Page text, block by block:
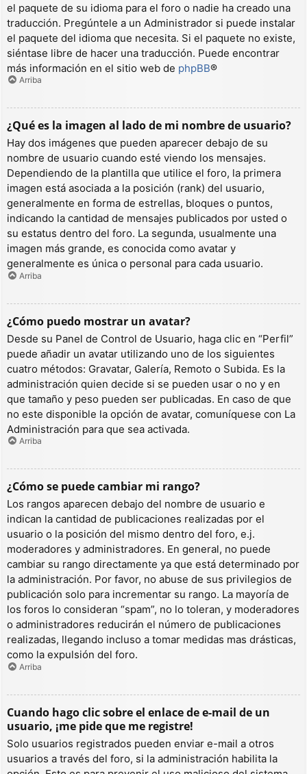
el paquete de su idioma para el foro o nadie ha creado una
traducción. Pregúntele a un Administrador si puede instalar
el paquete del idioma que necesita. Si el paquete no existe,
siéntase libre de hacer una traducción. Puede encontrar
más información en el sitio web de phpBB®
Arriba
¿Qué es la imagen al lado de mi nombre de usuario?
Hay dos imágenes que pueden aparecer debajo de su
nombre de usuario cuando esté viendo los mensajes.
Dependiendo de la plantilla que utilice el foro, la primera
imagen está asociada a la posición (rank) del usuario,
generalmente en forma de estrellas, bloques o puntos,
indicando la cantidad de mensajes publicados por usted o
su estatus dentro del foro. La segunda, usualmente una
imagen más grande, es conocida como avatar y
generalmente es única o personal para cada usuario.
Arriba
¿Cómo puedo mostrar un avatar?
Desde su Panel de Control de Usuario, haga clic en “Perfil”
puede añadir un avatar utilizando uno de los siguientes
cuatro métodos: Gravatar, Galería, Remoto o Subida. Es la
administración quien decide si se pueden usar o no y en
que tamaño y peso pueden ser publicadas. En caso de que
no este disponible la opción de avatar, comuníquese con La
Administración para que sea activada.
Arriba
¿Cómo se puede cambiar mi rango?
Los rangos aparecen debajo del nombre de usuario e
indican la cantidad de publicaciones realizadas por el
usuario o la posición del mismo dentro del foro, e.j.
moderadores y administradores. En general, no puede
cambiar su rango directamente ya que está determinado por
la administración. Por favor, no abuse de sus privilegios de
publicación solo para incrementar su rango. La mayoría de
los foros lo consideran “spam”, no lo toleran, y moderadores
o administradores reducirán el número de publicaciones
realizadas, llegando incluso a tomar medidas mas drásticas,
como la expulsión del foro.
Arriba
Cuando hago clic sobre el enlace de e-mail de un
usuario, ¡me pide que me registre!
Solo usuarios registrados pueden enviar e-mail a otros
usuarios a través del foro, si la administración habilita la